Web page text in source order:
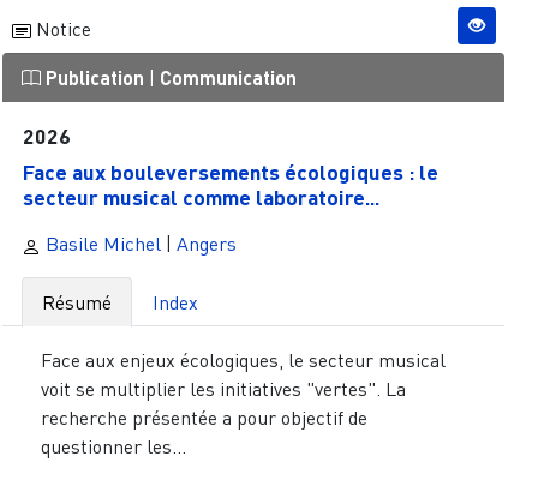
Notice
Publication Communication
2026
Face aux bouleversements écologiques : le
secteur musical comme laboratoire...
Basile Michel| Angers
Résumé Index
Face aux enjeux écologiques, le secteur musical
voit se multiplier les initiatives "vertes". La
recherche présentée a pour objectif de
questionner les...